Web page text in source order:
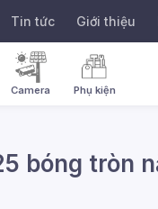
Tin tức Giới thiệu
Camera Phụ kiện
bóng tròn